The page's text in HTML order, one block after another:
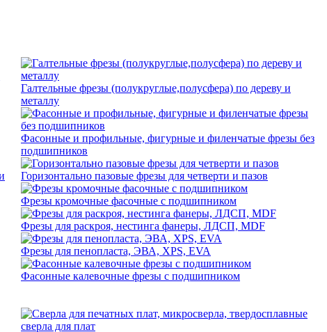
Галтельные фрезы (полукруглые,полусфера) по дереву и
металлу
Фасонные и профильные, фигурные и филенчатые фрезы без
подшипников
Горизонтально пазовые фрезы для четверти и пазов
Фрезы кромочные фасочные с подшипником
Фрезы для раскроя, нестинга фанеры, ЛДСП, MDF
Фрезы для пенопласта, ЭВА, XPS, EVA
Фасонные калевочные фрезы с подшипником